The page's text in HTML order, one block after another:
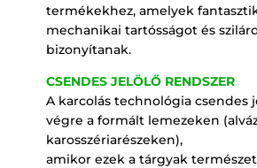
termékekhez, amelyek
mechanikai tartósságot és
bizonyítanak.
CSENDES JELÖLŐ RENDSZER
A karcolás technológia csendes
végre a formált lemezeken
karosszériarészeken),
amikor ezek a tárgyak